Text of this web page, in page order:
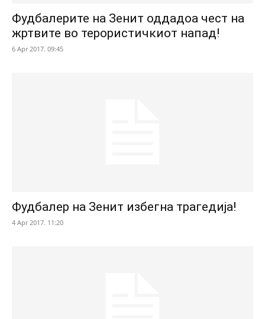
Фудбалерите на Зенит оддадоа чест на
жртвите во терористичкиот напад!
6 Apr 2017. 09:45
Фудбалер на Зенит избегна трагедија!
4 Apr 2017. 11:20